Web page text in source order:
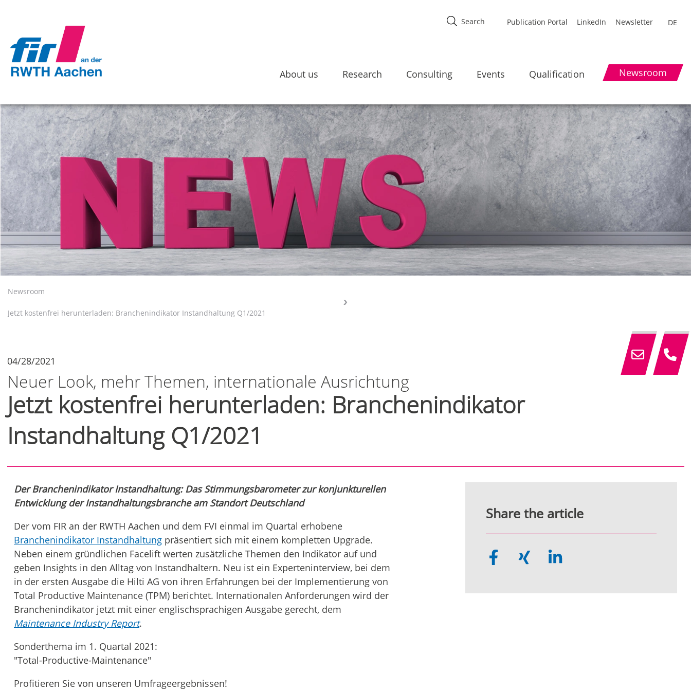
Publication Portal LinkedIn Newsletter DE
About us Research Consulting Events Qualification Newsroom
Newsroom
Jetzt kostenfrei herunterladen: Branchenindikator Instandhaltung Q1/2021
04/28/2021
Neuer Look, mehr Themen, internationale Ausrichtung
Jetzt kostenfrei herunterladen: Branchenindikator
Instandhaltung Q1/2021
Der Branchenindikator Instandhaltung: Das Stimmungsbarometer zur konjunkturellen
Entwicklung der Instandhaltungsbranche am Standort Deutschland
Der vom FIR an der RWTH Aachen und dem FVI einmal im Quartal erhobene
Branchenindikator Instandhaltung präsentiert sich mit einem kompletten Upgrade.
Neben einem gründlichen Facelift werten zusätzliche Themen den Indikator auf und
geben Insights in den Alltag von Instandhaltern. Neu ist ein Experteninterview, bei dem
in der ersten Ausgabe die Hilti AG von ihren Erfahrungen bei der Implementierung von
Total Productive Maintenance (TPM) berichtet. Internationalen Anforderungen wird der
Branchenindikator jetzt mit einer englischsprachigen Ausgabe gerecht, dem
Maintenance Industry Report.
Sonderthema im 1. Quartal 2021:
"Total-Productive-Maintenance"
Profitieren Sie von unseren Umfrageergebnissen!
Share the article